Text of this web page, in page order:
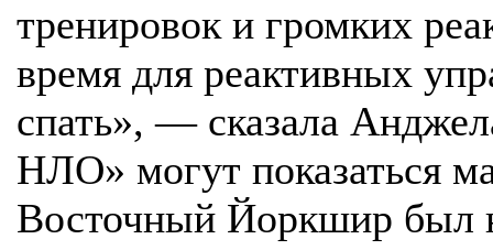
тренировок и громких
время для реактивных
спать», — сказала
НЛО» могут показаться
Восточный Йоркшир был